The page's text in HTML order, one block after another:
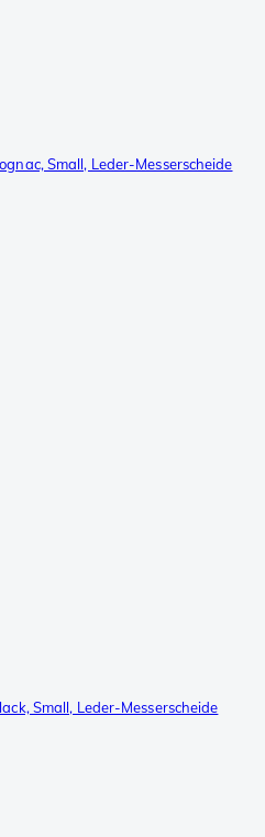
Small, Leder-Messerscheide
Small, Leder-Messerscheide